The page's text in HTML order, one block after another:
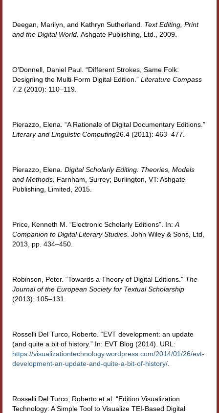
Deegan, Marilyn, and Kathryn Sutherland. Text Editing, Print
and the Digital World Ashgate Publishing, Ltd., 2009.
O’Donnell, Daniel Paul. “Different Strokes, Same Folk:
Designing the Multi-Form Digital Edition.” Literature Compass
7.2 (2010): 110–119.
Pierazzo, Elena. “A Rationale of Digital Documentary Editions.”
Literary and Linguistic Computing26.4 (2011): 463–477.
Pierazzo, Elena. Digital Scholarly Editing: Theories, Models
and Methods . Farnham, Surrey; Burlington, VT: Ashgate
Publishing, Limited, 2015.
Price, Kenneth M. “Electronic Scholarly Editions”. In: A
Companion to Digital Literary Studies John Wiley & Sons, Ltd,
2013, pp. 434–450.
Robinson, Peter. “Towards a Theory of Digital Editions.” The
Journal of the European Society for Textual Scholarship
(2013): 105–131.
Rosselli Del Turco, Roberto. “EVT development: an update
(and quite a bit of history.” In: EVT Blog (2014). URL:
https://visualizationtechnology.wordpress.com/2014/01/26/evt-
development-an-update-and-quite-a-bit-of-history/
Rosselli Del Turco, Roberto et al. “Edition Visualization
Technology: A Simple Tool to Visualize TEI-Based Digital